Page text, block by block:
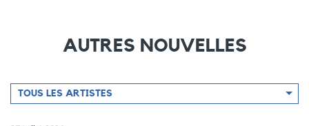
AUTRES NOUVELLES
Filtrer
par
TOUS LES ARTISTES